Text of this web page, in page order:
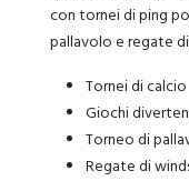
con tornei di ping
pallavolo e regate
Tornei di calcio
Giochi
Torneo di
Regate di